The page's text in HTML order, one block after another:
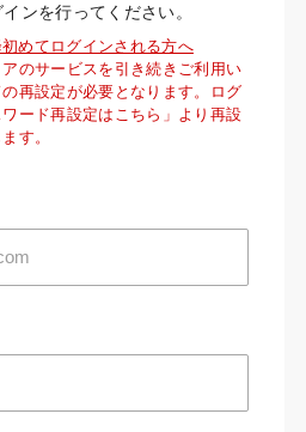
ンを行ってください。
めてログインされる方へ
のサービスを引き続きご利用い
再設定が必要となります。ログ
ード再設定はこちら」より再設
す。